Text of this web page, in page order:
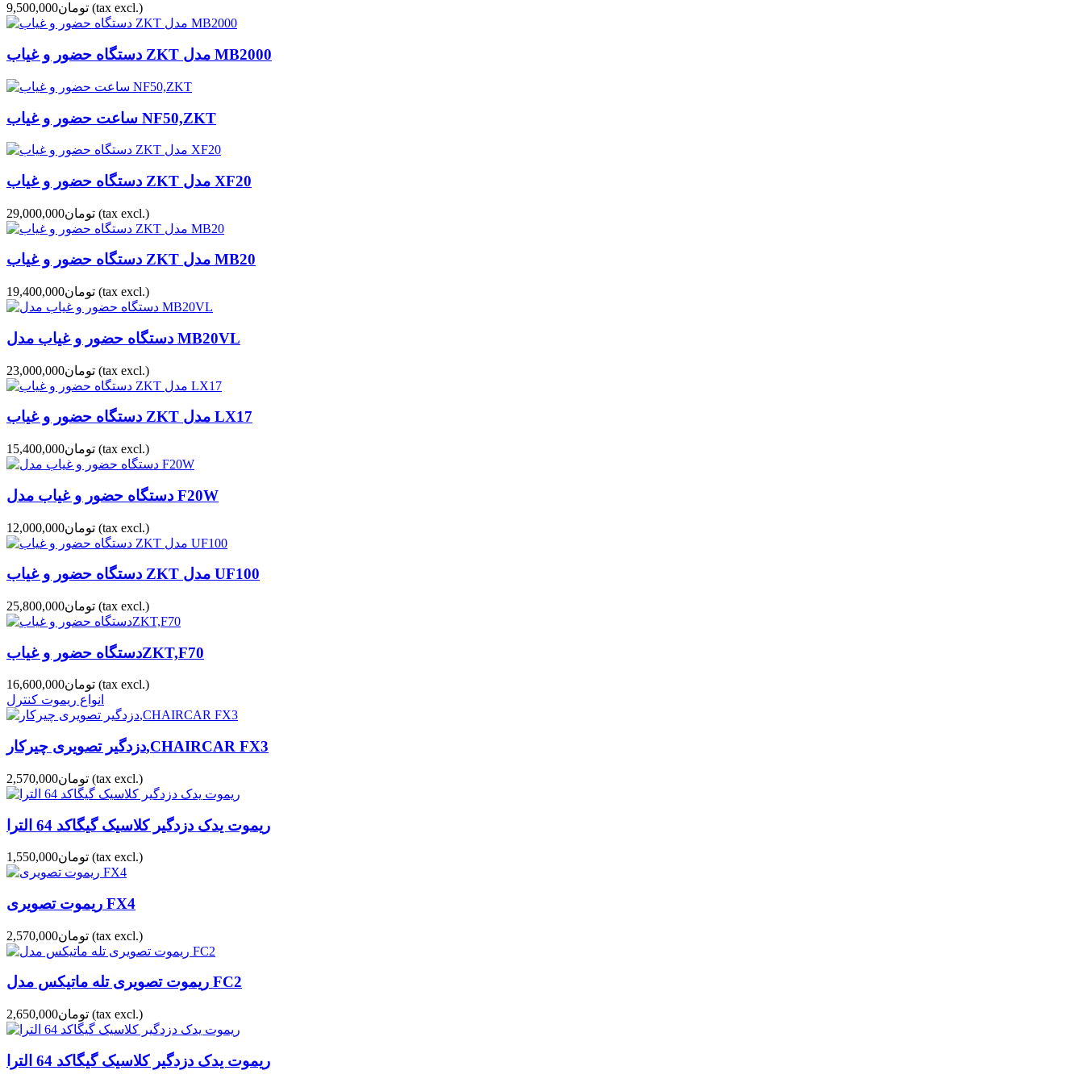
تومان9,500,000 (tax excl.)
دستگاه حضور و غیاب ZKT مدل MB2000
ساعت حضور و غیاب NF50,ZKT
دستگاه حضور و غیاب ZKT مدل XF20
تومان29,000,000 (tax excl.)
دستگاه حضور و غیاب ZKT مدل MB20
تومان19,400,000 (tax excl.)
دستگاه حضور و غیاب مدل MB20VL
تومان23,000,000 (tax excl.)
دستگاه حضور و غیاب ZKT مدل LX17
تومان15,400,000 (tax excl.)
دستگاه حضور و غیاب مدل F20W
تومان12,000,000 (tax excl.)
دستگاه حضور و غیاب ZKT مدل UF100
تومان25,800,000 (tax excl.)
دستگاه حضور و غیابZKT,F70
تومان16,600,000 (tax excl.)
انواع ریموت کنترل
دزدگیر تصویری چیرکار,CHAIRCAR FX3
تومان2,570,000 (tax excl.)
ریموت یدک دزدگیر کلاسیک گیگاکد 64 الترا
تومان1,550,000 (tax excl.)
ریموت تصویری FX4
تومان2,570,000 (tax excl.)
ریموت تصویری تله ماتیکس مدل FC2
تومان2,650,000 (tax excl.)
ریموت یدک دزدگیر کلاسیک گیگاکد 64 الترا